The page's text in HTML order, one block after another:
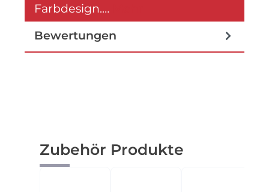
Farbdesign.…
Bewertungen
Produktgalerie überspringen
Zubehör Produkte